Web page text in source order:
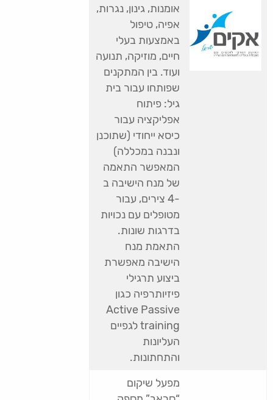
אומנות, גינון, נגרות,
אפיה, טיפול
באמצעות בעלי
חיים, מוזיקה, תנועה
ועוד. בין המתקנים
שפותחו עבור בית
גיל: פיתוח
אפליקציה עבור
כיסא ייחודי (שתוכנן
ונבנה במכללה)
המאפשר התאמה
של מנח הישיבה ב
-4 צירים, עבור
מטופלים עם נכויות
בדרגות שונות.
התאמת מנח
הישיבה מאפשרת
ביצוע תרגילי
פיזיותרפיה כגון
Active Passive
training לגפיים
העליונות
והתחתונות.
מפעל שיקום